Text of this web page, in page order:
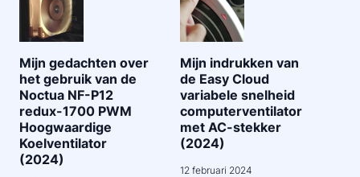
Mijn gedachten over
het gebruik van de
Noctua NF-P12
redux-1700 PWM
Hoogwaardige
Koelventilator
(2024)
Mijn indrukken van
de Easy Cloud
variabele snelheid
computerventilator
met AC-stekker
(2024)
12 februari 2024